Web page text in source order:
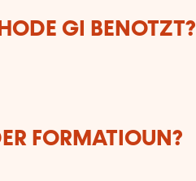
GI BENOTZT?
FORMATIOUN?